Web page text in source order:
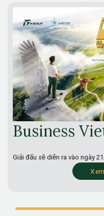
Business
Giải đấu sẽ diễn ra vào ngày